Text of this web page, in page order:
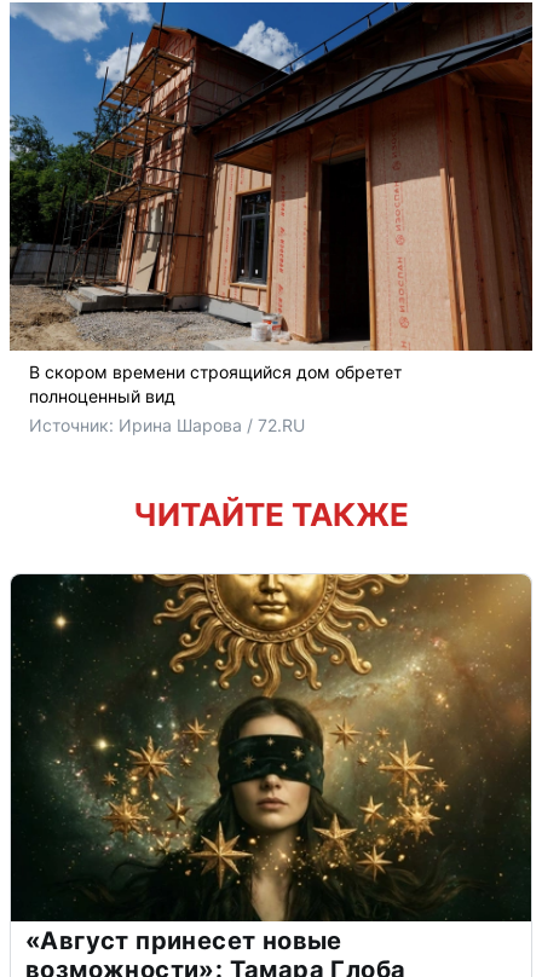
В скором времени строящийся дом обретет
полноценный вид
Источник: Ирина Шарова / 72.RU
ЧИТАЙТЕ ТАКЖЕ
«Август принесет новые
возможности»: Тамара Глоба